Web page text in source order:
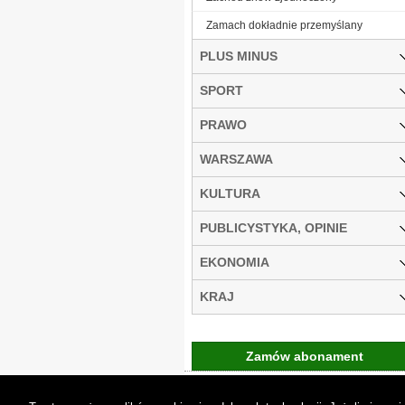
Zamach dokładnie przemyślany
PLUS MINUS
SPORT
PRAWO
WARSZAWA
KULTURA
PUBLICYSTYKA, OPINIE
EKONOMIA
KRAJ
Zamów abonament